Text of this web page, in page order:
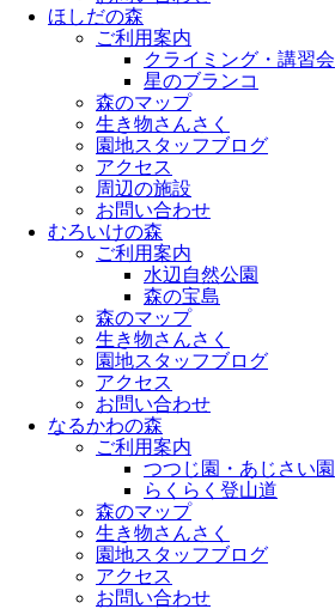
ほしだの森
ご利用案内
クライミング・講習会
星のブランコ
森のマップ
生き物さんさく
園地スタッフブログ
アクセス
周辺の施設
お問い合わせ
むろいけの森
ご利用案内
水辺自然公園
森の宝島
森のマップ
生き物さんさく
園地スタッフブログ
アクセス
お問い合わせ
なるかわの森
ご利用案内
つつじ園・あじさい園
らくらく登山道
森のマップ
生き物さんさく
園地スタッフブログ
アクセス
お問い合わせ